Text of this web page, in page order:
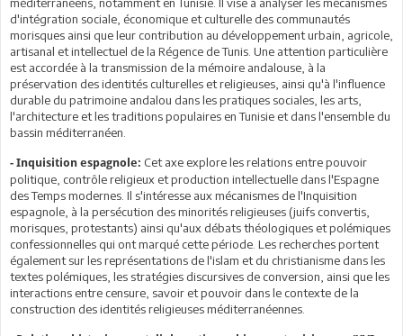
d'intégration sociale, économique et culturelle des communautés
morisques ainsi que leur contribution au développement urbain, agricole,
artisanal et intellectuel de la Régence de Tunis. Une attention particulière
est accordée à la transmission de la mémoire andalouse, à la
préservation des identités culturelles et religieuses, ainsi qu'à l'influence
durable du patrimoine andalou dans les pratiques sociales, les arts,
l'architecture et les traditions populaires en Tunisie et dans l'ensemble du
bassin méditerranéen.
- Inquisition espagnole: Cet axe explore les relations entre pouvoir
politique, contrôle religieux et production intellectuelle dans l'Espagne
des Temps modernes. Il s'intéresse aux mécanismes de l'Inquisition
espagnole, à la persécution des minorités religieuses (juifs convertis,
morisques, protestants) ainsi qu'aux débats théologiques et polémiques
confessionnelles qui ont marqué cette période. Les recherches portent
également sur les représentations de l'islam et du christianisme dans les
textes polémiques, les stratégies discursives de conversion, ainsi que les
interactions entre censure, savoir et pouvoir dans le contexte de la
construction des identités religieuses méditerranéennes.